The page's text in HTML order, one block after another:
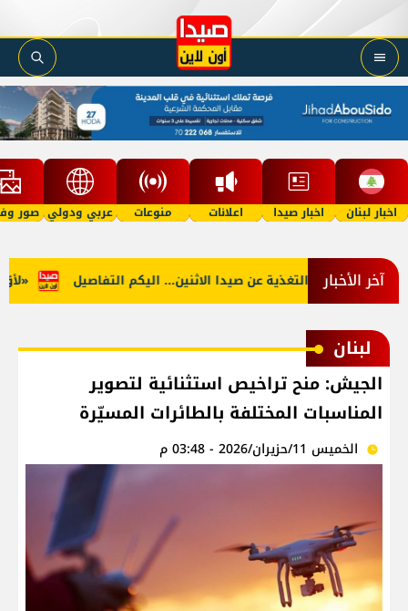
اخبار لبنان اخبار صيدا اعلانات منوعات عربي ودولي صور
آخر الأخبار «لأوّل توقف التغذية عن صيدا الاثنين... اليكم التفاصيل
لبنان
الجيش: منح تراخيص استثنائية لتصوير
المناسبات المختلفة بالطائرات المسيّرة
الخميس 11/حزيران/2026 - 03:48 م